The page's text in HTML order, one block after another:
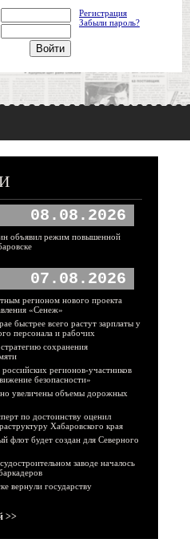
Регистрация
Забыли пароль?
08.08.2026
объявил режим повышенной
07.08.2026
регионом нового проекта
«Сенеж»
быстрее всего растут зарплаты у
персонала и рабочих
сохранения
регионов-участников
безопасности»
увеличены объемы дорожных
по достоинству оценил
Хабаровского края
флот будет создан для Северного
заводе началось
вернули государству
>>